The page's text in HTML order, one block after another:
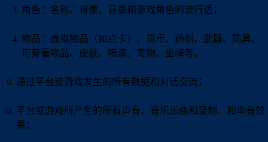
角色：名称、肖像、目录和游戏角色的流行语；
物品：虚拟物品（如点卡）、货币、药剂、武器、防具、
可穿著物品、皮肤、喷漆、宠物、坐骑等。
通过平台或游戏发生的所有数据和对话交流；
平台或游戏所产生的所有声音、音乐乐曲和录制、和声音效
果；